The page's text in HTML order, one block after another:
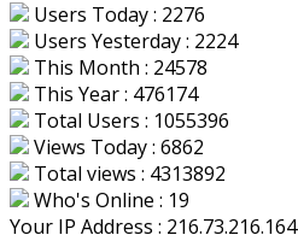
Users Today : 2276
Users Yesterday : 2224
This Month : 24578
This Year : 476174
Total Users : 1055396
Views Today : 6862
Total views : 4313892
Who's Online : 19
Your IP Address : 216.73.216.164